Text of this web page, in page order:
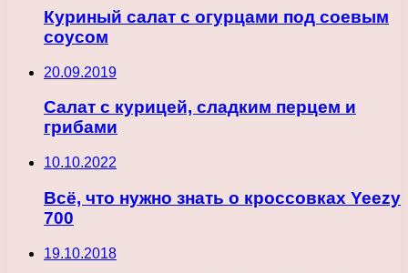
Куриный салат с огурцами под соевым
соусом
20.09.2019
Салат с курицей, сладким перцем и
грибами
10.10.2022
Всё, что нужно знать о кроссовках Yeezy
700
19.10.2018